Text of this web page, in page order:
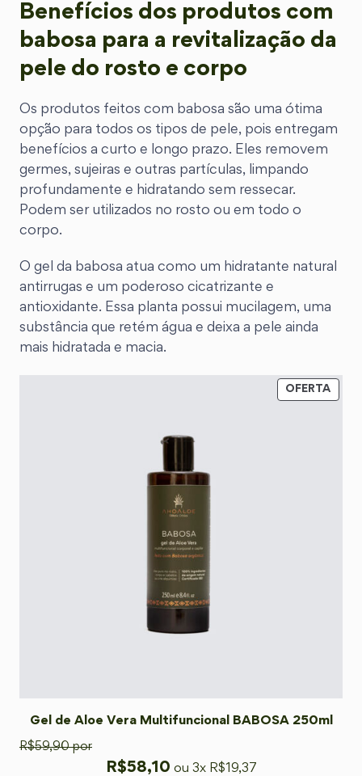
Benefícios dos produtos com
babosa para a revitalização da
pele do rosto e corpo
Os produtos feitos com babosa são uma ótima
opção para todos os tipos de pele, pois entregam
benefícios a curto e longo prazo. Eles removem
germes, sujeiras e outras partículas, limpando
profundamente e hidratando sem ressecar.
Podem ser utilizados no rosto ou em todo o
corpo.
O gel da babosa atua como um hidratante natural
antirrugas e um poderoso cicatrizante e
antioxidante. Essa planta possui mucilagem, uma
substância que retém água e deixa a pele ainda
mais hidratada e macia.
OFERTA
Gel de Aloe Vera Multifuncional BABOSA 250ml
R$59,90por
R$58,10 ou 3x R$ 19,37